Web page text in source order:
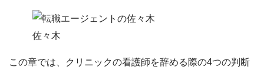
佐々木
この章では、
クリニックの看護師を辞める際の4つの判断